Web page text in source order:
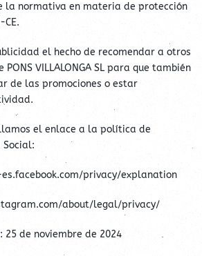
la normativa en materia de protección
el hecho de recomendar a otros
VILLALONGA SL para que también
de las promociones o estar
el enlace a la política de
privacy/explanation
about/legal/privacy/
de noviembre de 2024